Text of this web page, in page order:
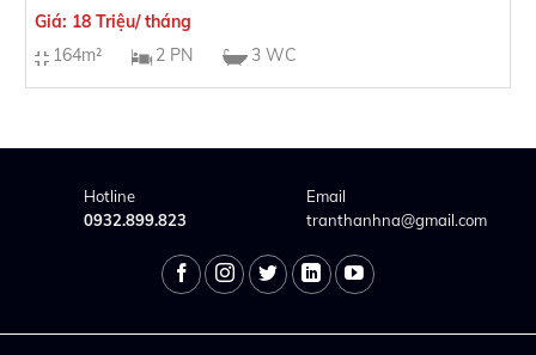
Giá: 18 Triệu/ tháng
164m²
2 PN 3 WC
Hotline
0932.899.823
Email
tranthanhna@gmail.com